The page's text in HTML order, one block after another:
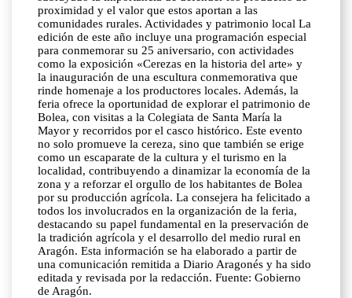
proximidad y el valor que estos aportan a las
comunidades rurales. Actividades y patrimonio local La
edición de este año incluye una programación especial
para conmemorar su 25 aniversario, con actividades
como la exposición «Cerezas en la historia del arte» y
la inauguración de una escultura conmemorativa que
rinde homenaje a los productores locales. Además, la
feria ofrece la oportunidad de explorar el patrimonio de
Bolea, con visitas a la Colegiata de Santa María la
Mayor y recorridos por el casco histórico. Este evento
no solo promueve la cereza, sino que también se erige
como un escaparate de la cultura y el turismo en la
localidad, contribuyendo a dinamizar la economía de la
zona y a reforzar el orgullo de los habitantes de Bolea
por su producción agrícola. La consejera ha felicitado a
todos los involucrados en la organización de la feria,
destacando su papel fundamental en la preservación de
la tradición agrícola y el desarrollo del medio rural en
Aragón. Esta información se ha elaborado a partir de
una comunicación remitida a Diario Aragonés y ha sido
editada y revisada por la redacción. Fuente: Gobierno
de Aragón.